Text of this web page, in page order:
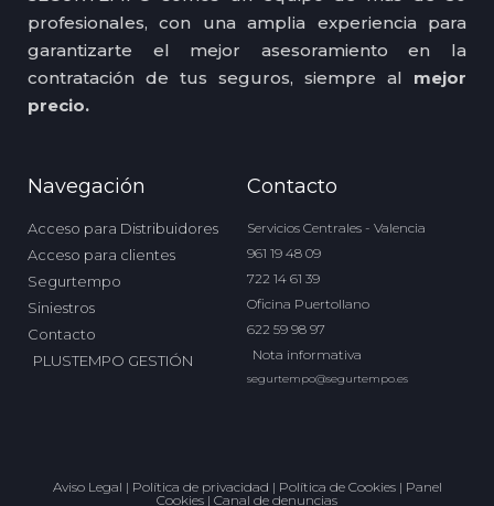
profesionales, con una amplia experiencia para
garantizarte el mejor asesoramiento en la
contratación de tus seguros, siempre al mejor
precio.
Navegación
Acceso para Distribuidores
Acceso para clientes
Segurtempo
Siniestros
Contacto
PLUSTEMPO GESTIÓN
Contacto
Servicios Centrales - Valencia
961 19 48 09
722 14 61 39
Oficina Puertollano
622 59 98 97
Nota informativa
segurtempo@segurtempo.es
Aviso Legal | Política de privacidad | Política de Cookies| Panel
Cookies | Canal de denuncias